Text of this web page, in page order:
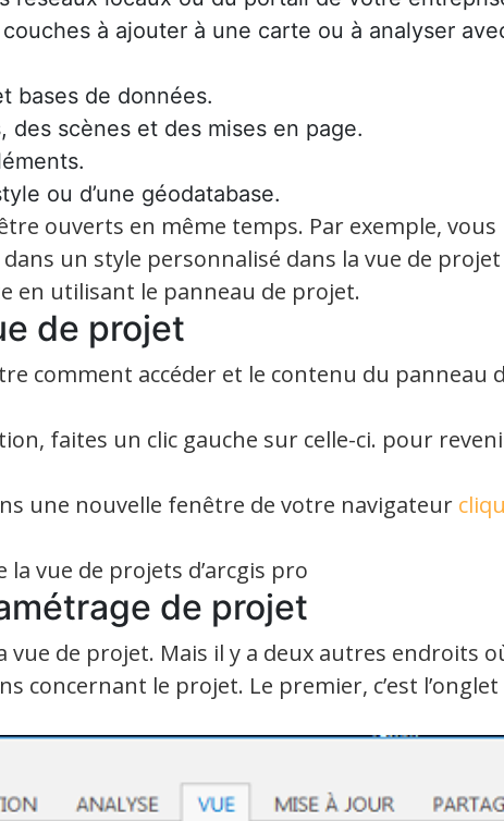
à ajouter à une carte ou à analyser
bases de données.
scènes et des mises en page.
ou d’une géodatabase.
ouverts en même temps. Par exemple, vous
un style personnalisé dans la vue de
en utilisant le panneau de projet.
de projet
comment accéder et le contenu du panneau
faites un clic gauche sur celle-ci. pour
une nouvelle fenêtre de votre navigateur
vue de projets d’arcgis pro
de projet
vue de projet. Mais il y a deux autres endroits
concernant le projet. Le premier, c’est l’onglet